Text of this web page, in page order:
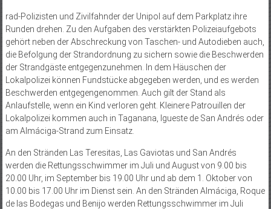
rad-­­Polizisten und Zivilfahnder der Unipol auf dem Parkplatz ihre
Runden drehen. Zu den Aufgaben des verstärkten Polizeiaufgebots
gehört neben der Abschreckung von Taschen- und Autodieben auch,
die Befolgung der Strandordnung zu sichern sowie die Beschwerden
der Strandgäste entgegenzunehmen. In dem Häuschen der
Lokalpolizei können Fundstücke abgegeben werden, und es werden
Beschwerden entgegengenommen. Auch gilt der Stand als
Anlaufstelle, wenn ein Kind verloren geht. Kleinere Patrouillen der
Lokalpolizei kommen auch in Taganana, Igueste de San Andrés oder
am Almáciga-Strand zum Einsatz.
An den Stränden Las Teresitas, Las Gaviotas und San Andrés
werden die Rettungsschwimmer im Juli und August von 9.00 bis
20.00 Uhr, im September bis 19.00 Uhr und ab dem 1. Oktober von
10.00 bis 17.00 Uhr im Dienst sein. An den Stränden Almáciga, Roque
de las Bodegas und Benijo werden Rettungsschwimmer im Juli